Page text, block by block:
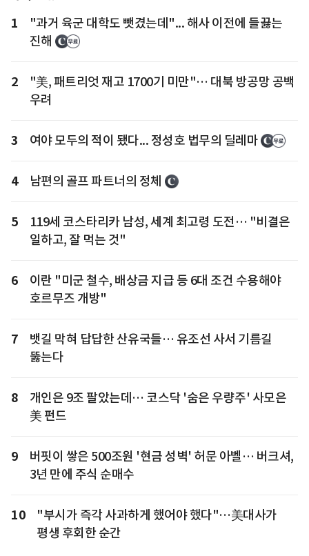
1
"과거 육군 대학도 뺏겼는데"... 해사 이전에 들끓는
진해
2
"美, 패트리엇 재고 1700기 미만"… 대북 방공망 공백
우려
3 여야 모두의 적이 됐다... 정성호 법무의 딜레마
4 남편의 골프 파트너의 정체
5
119세 코스타리카 남성, 세계 최고령 도전… "비결은
일하고, 잘 먹는 것"
6
이란 "미군 철수, 배상금 지급 등 6대 조건 수용해야
호르무즈 개방"
7
뱃길 막혀 답답한 산유국들… 유조선 사서 기름길
뚫는다
8
개인은 9조 팔았는데… 코스닥 '숨은 우량주' 사모은
美 펀드
9
버핏이 쌓은 500조원 '현금 성벽' 허문 아벨… 버크셔,
3년 만에 주식 순매수
10
"부시가 즉각 사과하게 했어야 했다"…美대사가
평생 후회한 순간